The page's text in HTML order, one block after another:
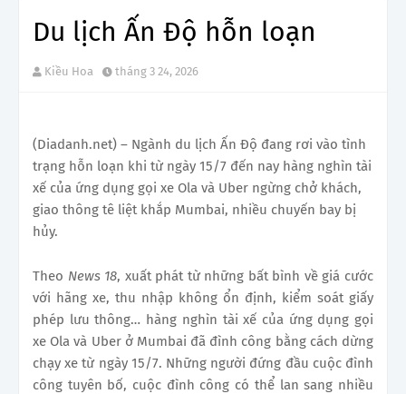
Du lịch Ấn Độ hỗn loạn
Kiều Hoa tháng 3 24, 2026
(Diadanh.net) – Ngành du lịch Ấn Độ đang rơi vào tình
trạng hỗn loạn khi từ ngày 15/7 đến nay hàng nghìn tài
xế của ứng dụng gọi xe Ola và Uber ngừng chở khách,
giao thông tê liệt khắp Mumbai, nhiều chuyến bay bị
hủy.
Theo News 18, xuất phát từ những bất bình về giá cước
với hãng xe, thu nhập không ổn định, kiểm soát giấy
phép lưu thông… hàng nghìn tài xế của ứng dụng gọi
xe Ola và Uber ở Mumbai đã đình công bằng cách dừng
chạy xe từ ngày 15/7. Những người đứng đầu cuộc đình
công tuyên bố, cuộc đình công có thể lan sang nhiều